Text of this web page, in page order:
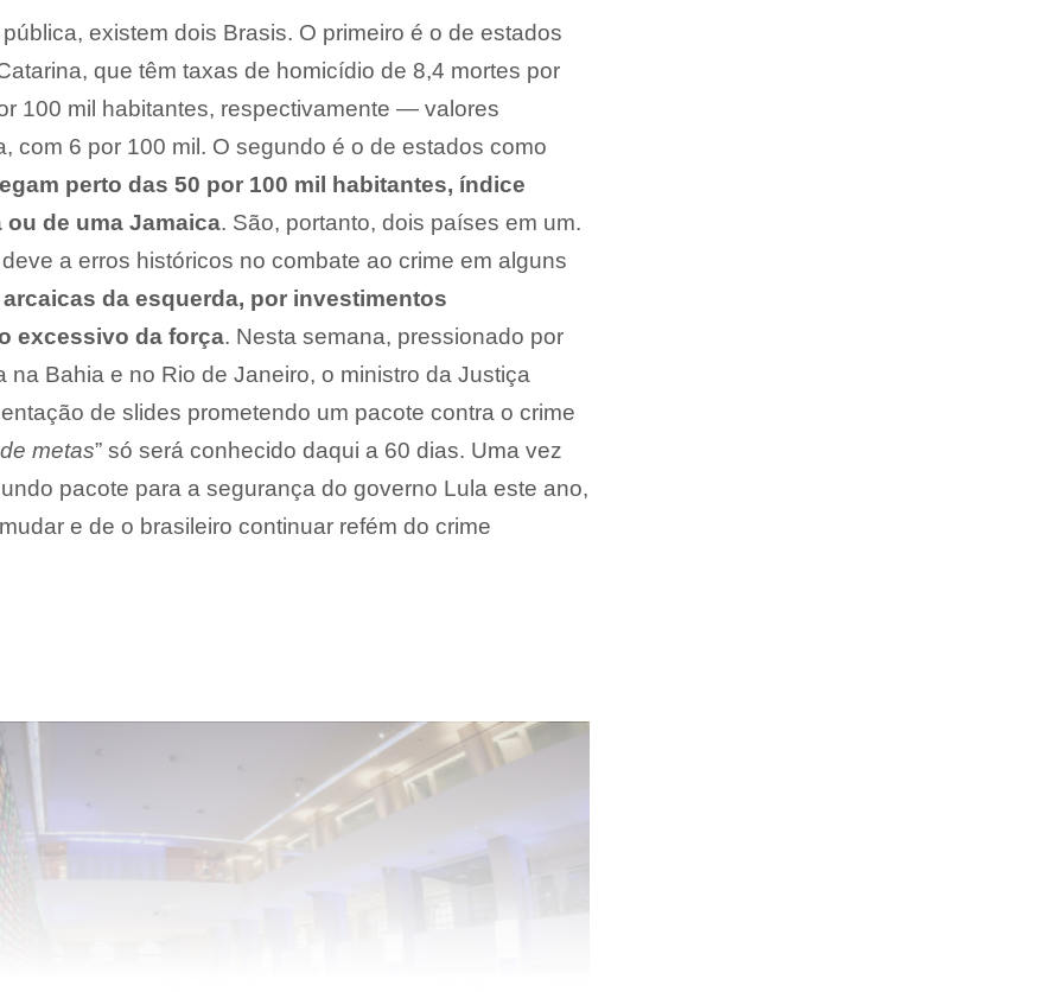
existem dois Brasis. O primeiro é o de estados
que têm taxas de homicídio de 8,4 mortes por
100 mil habitantes, respectivamente — valores
com 6 por 100 mil. O segundo é o de estados como
perto das 50 por 100 mil habitantes, índice
ou de uma Jamaica. São, portanto, dois países em um.
a erros históricos no combate ao crime em alguns
da esquerda, por investimentos
excessivo da força. Nesta semana, pressionado por
na Bahia e no Rio de Janeiro, o ministro da Justiça
de slides prometendo um pacote contra o crime
metas” só será conhecido daqui a 60 dias. Uma vez
pacote para a segurança do governo Lula este ano,
e de o brasileiro continuar refém do crime